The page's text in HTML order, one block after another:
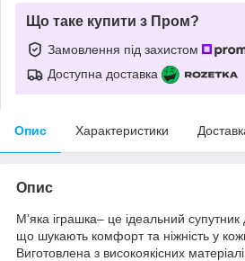
Що таке купити з Пром?
Замовлення під захистом
Доступна доставка
Опис Характеристики
Опис
М’яка іграшка– це ідеальний супутник
що шукають комфорт та ніжність у
Виготовлена з високоякісних